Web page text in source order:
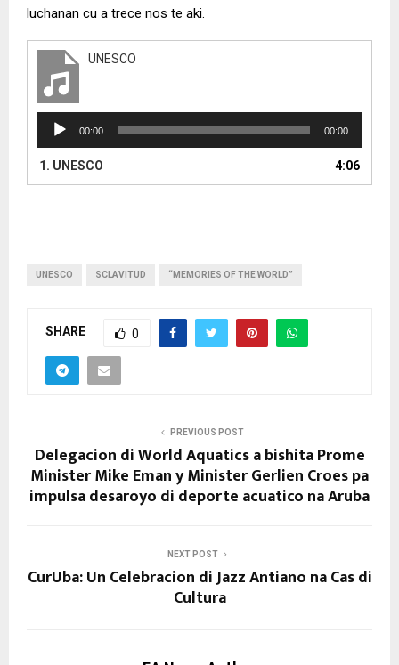
luchanan cu a trece nos te aki.
UNESCO
d
y
00:00 00:00
1. UNESCO 4:06
UNESCO SCLAVITUD “MEMORIES OF THE WORLD”
SHARE 0
PREVIOUS POST
Delegacion di World Aquatics a bishita Prome
Minister Mike Eman y Minister Gerlien Croes pa
impulsa desaroyo di deporte acuatico na Aruba
NEXT POST
CurUba: Un Celebracion di Jazz Antiano na Cas di
Cultura